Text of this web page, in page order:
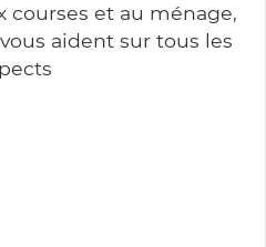
courses et au ménage,
aident sur tous les